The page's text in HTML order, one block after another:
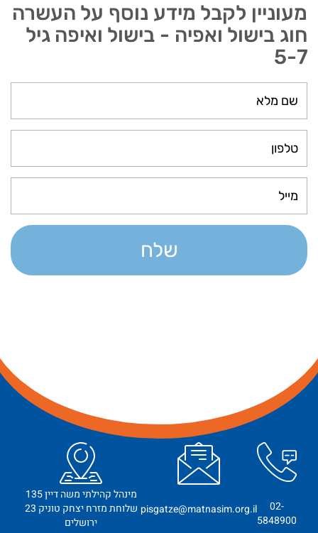
מעוניין לקבל מידע נוסף על העשרה
חוג בישול ואפיה - בישול ואיפה גיל
5-7
שלח
02-
5848900
pisgatze@matnasim.org.il
מינהל קהילתי משה דיין 135
שלוחת מזרח יצחק טוניק 23
ירושלים